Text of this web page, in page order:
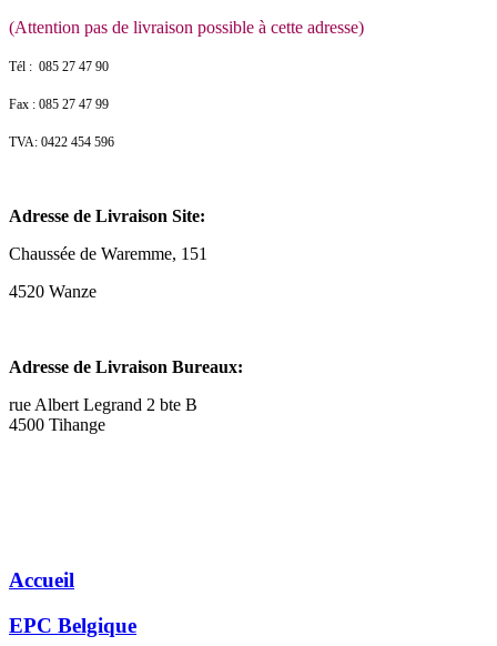
(Attention pas de livraison possible à cette adresse)
Tél : 085 27 47 90
Fax : 085 27 47 99
TVA: 0422 454 596
Adresse de Livraison Site:
Chaussée de Waremme, 151
4520 Wanze
Adresse de Livraison Bureaux:
rue Albert Legrand 2 bte B
4500 Tihange
Accueil
EPC Belgique